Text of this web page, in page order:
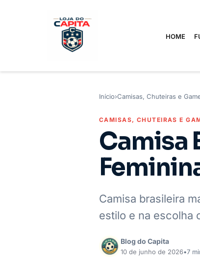
HOME
Início›Camisas, Chuteiras e
CAMISAS, CHUTEIRAS E
Camisa
Camisa brasileira
estilo e na escolha
Blog do Capita
10 de junho de 2026•7